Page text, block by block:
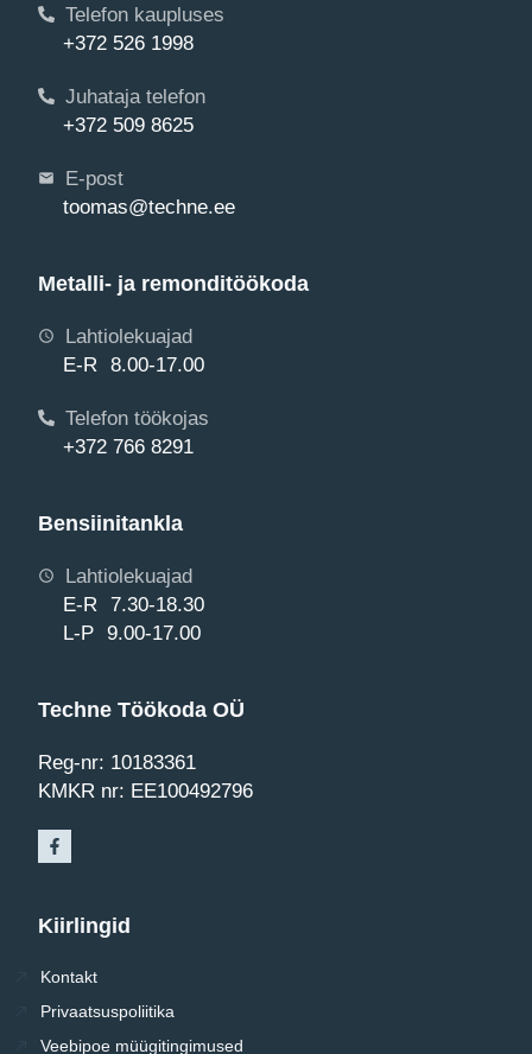
Telefon kaupluses
+372 526 1998
Juhataja telefon
+372 509 8625
E-post
toomas@techne.ee
Metalli- ja remonditöökoda
Lahtiolekuajad
E-R 8.00-17.00
Telefon töökojas
+372 766 8291
Bensiinitankla
Lahtiolekuajad
E-R 7.30-18.30
L-P 9.00-17.00
Techne Töökoda OÜ
Reg-nr: 10183361
KMKR nr: EE100492796
Kiirlingid
Kontakt
Privaatsuspoliitika
Veebipoe müügitingimused